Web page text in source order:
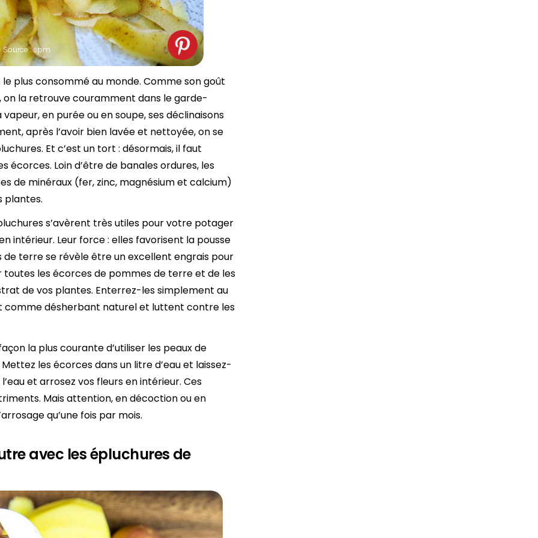
: spm
plus consommé au monde. Comme son goût
la retrouve couramment dans le garde-
en purée ou en soupe, ses déclinaisons
après l’avoir bien lavée et nettoyée, on se
Et c’est un tort : désormais, il faut
écorces. Loin d’être de banales ordures, les
de minéraux (fer, zinc, magnésium et calcium)
plantes.
s’avèrent très utiles pour votre potager
intérieur. Leur force : elles favorisent la pousse
de terre se révèle être un excellent engrais pour
les écorces de pommes de terre et de les
de vos plantes. Enterrez-les simplement au
comme désherbant naturel et luttent contre les
la plus courante d’utiliser les peaux de
les écorces dans un litre d’eau et laissez-
et arrosez vos fleurs en intérieur. Ces
Mais attention, en décoction ou en
qu’une fois par mois.
avec les épluchures de